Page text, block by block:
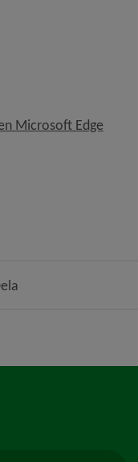
webbplats,
Microsoft EdgeLänk
webbplats, öppnas i